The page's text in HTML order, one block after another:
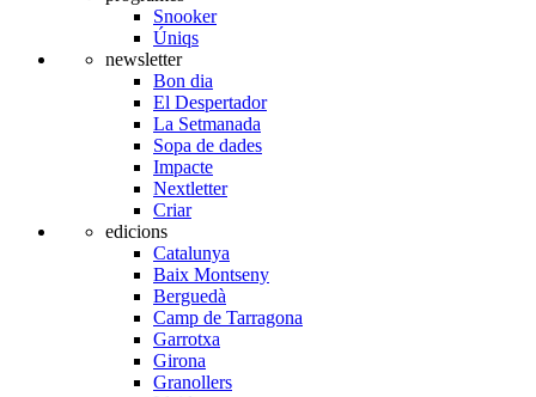
Snooker
Úniqs
newsletter
Bon dia
El Despertador
La Setmanada
Sopa de dades
Impacte
Nextletter
Criar
edicions
Catalunya
Baix Montseny
Berguedà
Camp de Tarragona
Garrotxa
Girona
Granollers